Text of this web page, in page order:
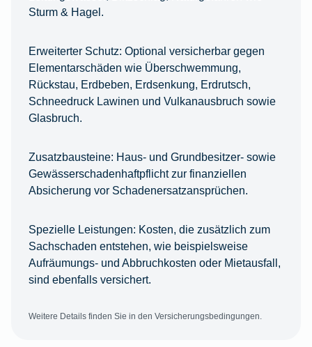
Sturm & Hagel.
Erweiterter Schutz: Optional versicherbar gegen
Elementarschäden wie Überschwemmung,
Rückstau, Erdbeben, Erdsenkung, Erdrutsch,
Schneedruck Lawinen und Vulkanausbruch sowie
Glasbruch.
Zusatzbausteine: Haus- und Grundbesitzer- sowie
Gewässerschadenhaftpflicht zur finanziellen
Absicherung vor Schadenersatzansprüchen.
Spezielle Leistungen: Kosten, die zusätzlich zum
Sachschaden entstehen, wie beispielsweise
Aufräumungs- und Abbruchkosten oder Mietausfall,
sind ebenfalls versichert.
Weitere Details finden Sie in den Versicherungsbedingungen.